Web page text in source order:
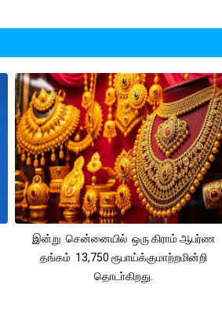
இன்று சென்னையில் ஒரு கிராம் ஆபர்ண
தங்கம் 13,750 ரூபாய்க்குமாற்றமின்றி
தொடா்கிறது.